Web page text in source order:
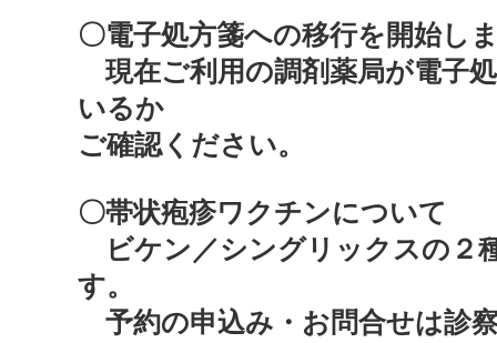
〇電子処方箋への移行を開始し
現在ご利用の調剤薬局が電子
いるか
ご確認ください。
〇帯状疱疹ワクチンについて
ビケン／シングリックスの２
す。
予約の申込み・お問合せは診